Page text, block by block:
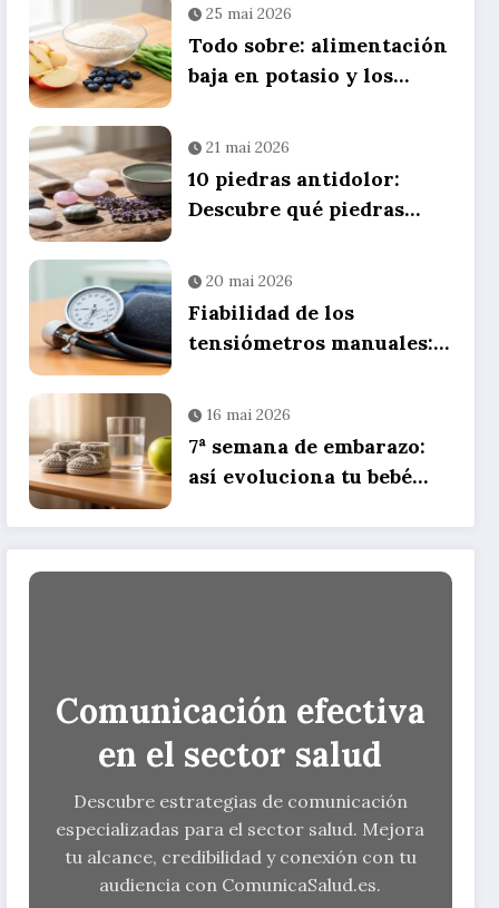
25 mai 2026
Todo sobre: alimentación
baja en potasio y los
saludables para tu dieta
diaria
21 mai 2026
10 piedras antidolor:
Descubre qué piedras
dolores utilizando
litoterapia
20 mai 2026
Fiabilidad de los
tensiómetros manuales:
comparativa de precios y
consejos de uso
16 mai 2026
7ª semana de embarazo:
así evoluciona tu bebé
Comunicación efectiva
en el sector salud
Descubre estrategias de comunicación
especializadas para el sector salud. Mejora
tu alcance, credibilidad y conexión con tu
audiencia con ComunicaSalud.es.